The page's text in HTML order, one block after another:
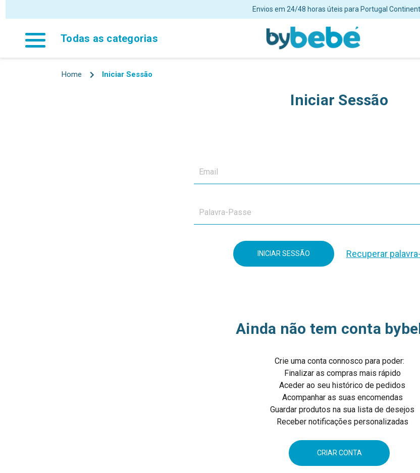
Envios em 24/48 horas úteis para Portugal
Todas as categorias
Home Iniciar Sessão
Iniciar Sessão
Recuperar
Ainda não tem conta
Crie uma conta connosco para poder:
Finalizar as compras mais rápido
Aceder ao seu histórico de pedidos
Acompanhar as suas encomendas
Guardar produtos na sua lista de desejos
Receber notificações personalizadas
CRIAR CONTA